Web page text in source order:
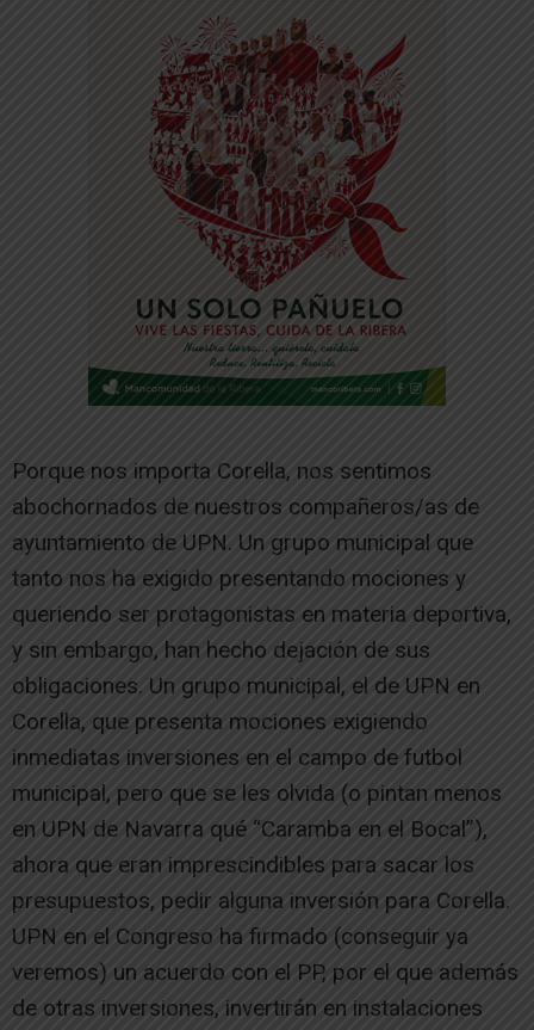
Porque nos importa Corella, nos sentimos
abochornados de nuestros compañeros/as de
ayuntamiento de UPN. Un grupo municipal que
tanto nos ha exigido presentando mociones y
queriendo ser protagonistas en materia deportiva,
y sin embargo, han hecho dejación de sus
obligaciones. Un grupo municipal, el de UPN en
Corella, que presenta mociones exigiendo
inmediatas inversiones en el campo de futbol
municipal, pero que se les olvida (o pintan menos
en UPN de Navarra qué “Caramba en el Bocal”),
ahora que eran imprescindibles para sacar los
presupuestos, pedir alguna inversión para Corella.
UPN en el Congreso ha firmado (conseguir ya
veremos) un acuerdo con el PP, por el que además
de otras inversiones, invertirán en instalaciones